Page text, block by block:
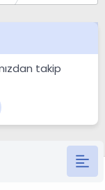
takip